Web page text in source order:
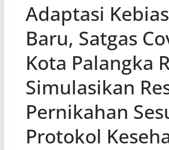
Adaptasi
Baru, Satgas
Kota Palangka
Simulasikan
Pernikahan
Protokol